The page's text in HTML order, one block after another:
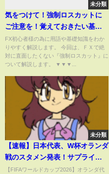
未分類
気をつけて！強制ロスカットに
ご注意を！覚えておきたい基礎
知識 ～FX入門動画＜十＞～
FX初心者様の為に用語や基礎知識をわか
りやすく解説します。 今回は、ＦＸで絶
対に直面したくない『強制ロスカット』に
ついて解説します。 ▼▼▼...
未分類
【速報】日本代表、W杯オランダ
戦のスタメン発表！サプライズ
で左シャドーに前田大然、ゲー
【FIFAワールドカップ2026】オランダ代